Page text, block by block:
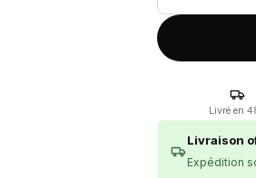
Livré en
Livraison
Expédition